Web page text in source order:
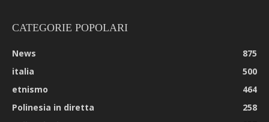
CATEGORIE POPOLARI
News
875
italia
500
etnismo
464
Polinesia in diretta
258